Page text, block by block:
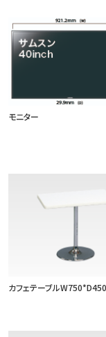
モニター
カフェテーブルW750*D450